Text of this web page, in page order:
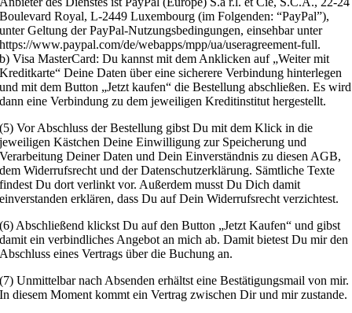
Boulevard Royal, L-2449 Luxembourg (im Folgenden: “PayPal”),
unter Geltung der PayPal-Nutzungsbedingungen, einsehbar unter
https://www.paypal.com/de/webapps/mpp/ua/useragreement-full.
b) Visa MasterCard: Du kannst mit dem Anklicken auf „Weiter mit
Kreditkarte“ Deine Daten über eine sicherere Verbindung hinterlegen
und mit dem Button „Jetzt kaufen“ die Bestellung abschließen. Es wird
dann eine Verbindung zu dem jeweiligen Kreditinstitut hergestellt.
(5) Vor Abschluss der Bestellung gibst Du mit dem Klick in die
jeweiligen Kästchen Deine Einwilligung zur Speicherung und
Verarbeitung Deiner Daten und Dein Einverständnis zu diesen AGB,
dem Widerrufsrecht und der Datenschutzerklärung. Sämtliche Texte
findest Du dort verlinkt vor. Außerdem musst Du Dich damit
einverstanden erklären, dass Du auf Dein Widerrufsrecht verzichtest.
(6) Abschließend klickst Du auf den Button „Jetzt Kaufen“ und gibst
damit ein verbindliches Angebot an mich ab. Damit bietest Du mir den
Abschluss eines Vertrags über die Buchung an.
(7) Unmittelbar nach Absenden erhältst eine Bestätigungsmail von mir.
In diesem Moment kommt ein Vertrag zwischen Dir und mir zustande.